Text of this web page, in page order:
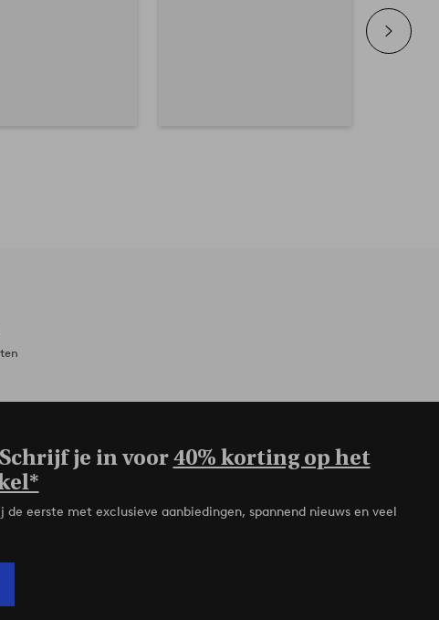
je in voor40% korting op het
de eerste met exclusieve aanbiedingen, spannend nieuws en veel